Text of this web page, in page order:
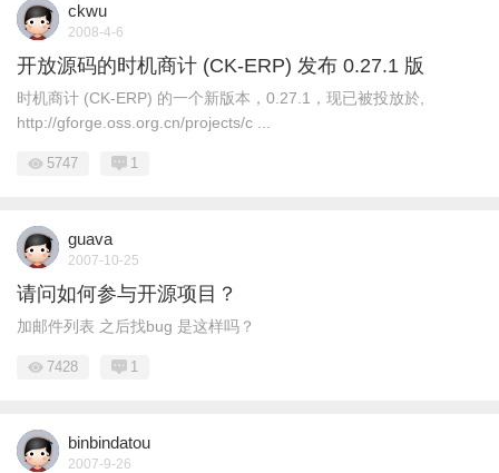
ckwu
2008-4-6
开放源码的时机商计 (CK-ERP) 发布 0.27.1 版
时机商计 (CK-ERP) 的一个新版本，0.27.1，现已被投放於,
http://gforge.oss.org.cn/projects/c ...
5747 1
guava
2007-10-25
请问如何参与开源项目？
加邮件列表 之后找bug 是这样吗？
7428 1
binbindatou
2007-9-26